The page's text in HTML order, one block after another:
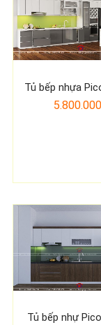
Tủ bếp nhựa
Tủ bếp nhự